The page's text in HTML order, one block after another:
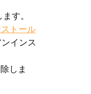
す。
トール
インス
しま